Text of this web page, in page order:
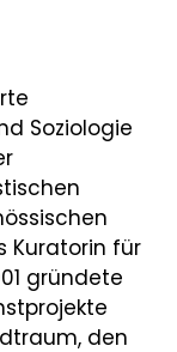
Soziologie
Kuratorin für
gründete
den